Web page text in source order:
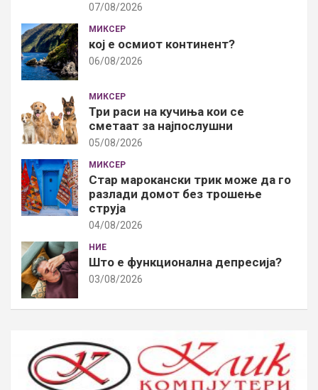
07/08/2026
МИКСЕР
кој е осмиот континент?
06/08/2026
МИКСЕР
Три раси на кучиња кои се
сметаат за најпослушни
05/08/2026
МИКСЕР
Стар марокански трик може да го
разлади домот без трошење
струја
04/08/2026
НИЕ
Што е функционална депресија?
03/08/2026